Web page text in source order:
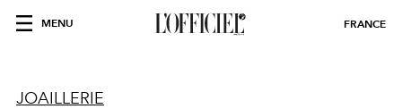
MENU FRANCE
JOAILLERIE